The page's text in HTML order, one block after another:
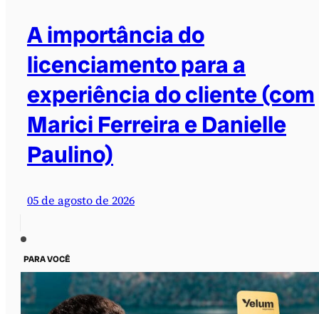
A importância do
licenciamento para a
experiência do cliente (com
Marici Ferreira e Danielle
Paulino)
05 de agosto de 2026
PARA VOCÊ